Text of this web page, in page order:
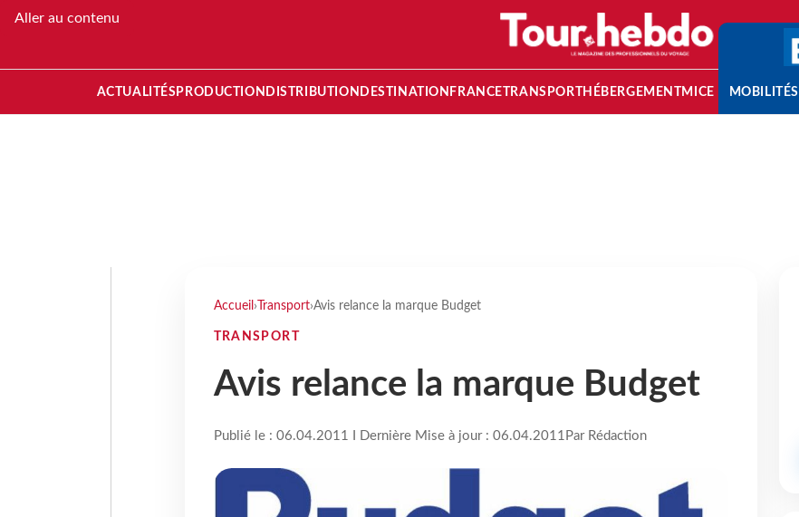
Aller au contenu
ACTUALITÉS PRODUCTION DISTRIBUTION DESTINATION FRANCETRANSPORT HÉBERGEMENTMICE MOBILITÉS
Accueil › Transport›Avis relance la marque Budget
TRANSPORT
Avis relance la marque Budget
Publié le : 06.04.2011 I Dernière Mise à jour : 06.04.2011 Par Rédaction